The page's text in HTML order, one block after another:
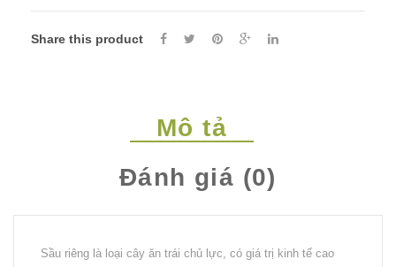
Share this product
Mô tả
Đánh giá (0)
Sầu riêng là loại cây ăn trái chủ lực, có giá trị kinh tế cao